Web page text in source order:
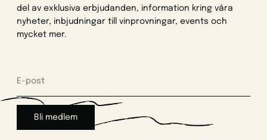
del av exklusiva erbjudanden, information kring våra
nyheter, inbjudningar till vinprovningar, events och
mycket mer.
Bli medlem